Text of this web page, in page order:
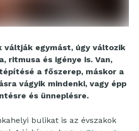
váltják egymást, úgy változik
ritmusa és igénye is. Van,
a főszerep, máskor a
vágyik mindenki, vagy épp
és ünneplésre.
bulikat is az évszakok